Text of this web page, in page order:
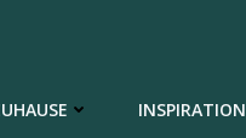
INSPIRATION